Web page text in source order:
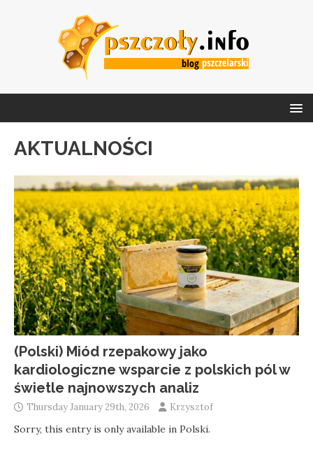
AKTUALNOŚCI
(Polski) Miód rzepakowy jako
kardiologiczne wsparcie z polskich pól w
świetle najnowszych analiz
Thursday January 29th, 2026 Krzysztof
Sorry, this entry is only available in Polski.